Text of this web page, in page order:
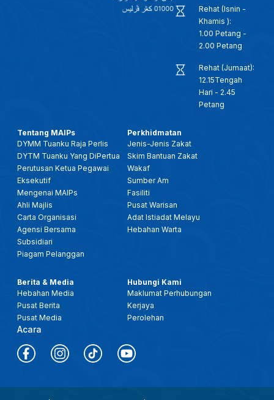
Rehat (Isnin -
Khamis ):
1.00 Petang -
2.00 Petang
Rehat (Jumaat):
12.15Tengah
Hari - 2.45
Petang
Tentang MAIPs
DYMM Tuanku Raja Perlis
DYTM Tuanku Yang DiPertua
Perutusan Ketua Pegawai
Eksekutif
Mengenai MAIPs
Ahli Majlis
Carta Organisasi
Agensi Bersama
Subsidiari
Piagam Pelanggan
Perkhidmatan
Jenis-Jenis Zakat
Skim Bantuan Zakat
Wakaf
Sumber Am
Fasiliti
Pusat Warisan
Adat Istiadat Melayu
Hebahan Warta
Berita & Media
Hebahan Media
Pusat Berita
Pusat Media
Acara
Hubungi Kami
Maklumat Perhubungan
Kerjaya
Perolehan